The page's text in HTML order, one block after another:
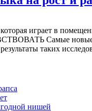
играет в
Самые новые
таких
нишей